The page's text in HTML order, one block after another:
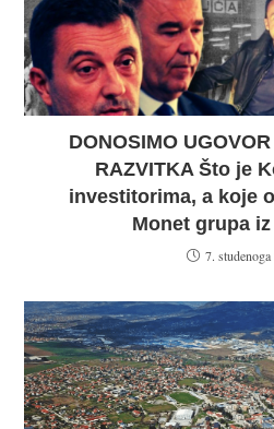
DONOSIMO
RAZVITKA Što je
investitorima, a koje
Monet grupa
7.